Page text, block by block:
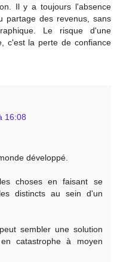
Il y a toujours l'absence
partage des revenus, sans
Le risque d'une
c'est la perte de confiance
16:08
développé.
choses en faisant se
distincts au sein d'un
sembler une solution
catastrophe à moyen